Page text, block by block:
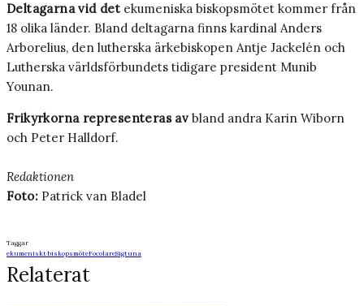
Deltagarna vid det ekumeniska biskopsmötet kommer från
18 olika länder. Bland deltagarna finns kardinal Anders
Arborelius, den lutherska ärkebiskopen Antje Jackelén och
Lutherska världsförbundets tidigare president Munib
Younan.
Frikyrkorna representeras av bland andra Karin Wiborn
och Peter Halldorf.
Redaktionen
Foto: Patrick van Bladel
Taggar
ekumeniskt biskopsmöteFocolareSigtuna
Relaterat